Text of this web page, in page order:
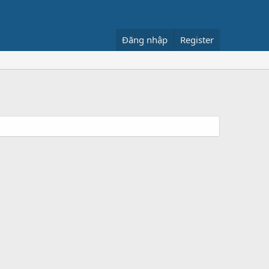
Đăng nhập Register